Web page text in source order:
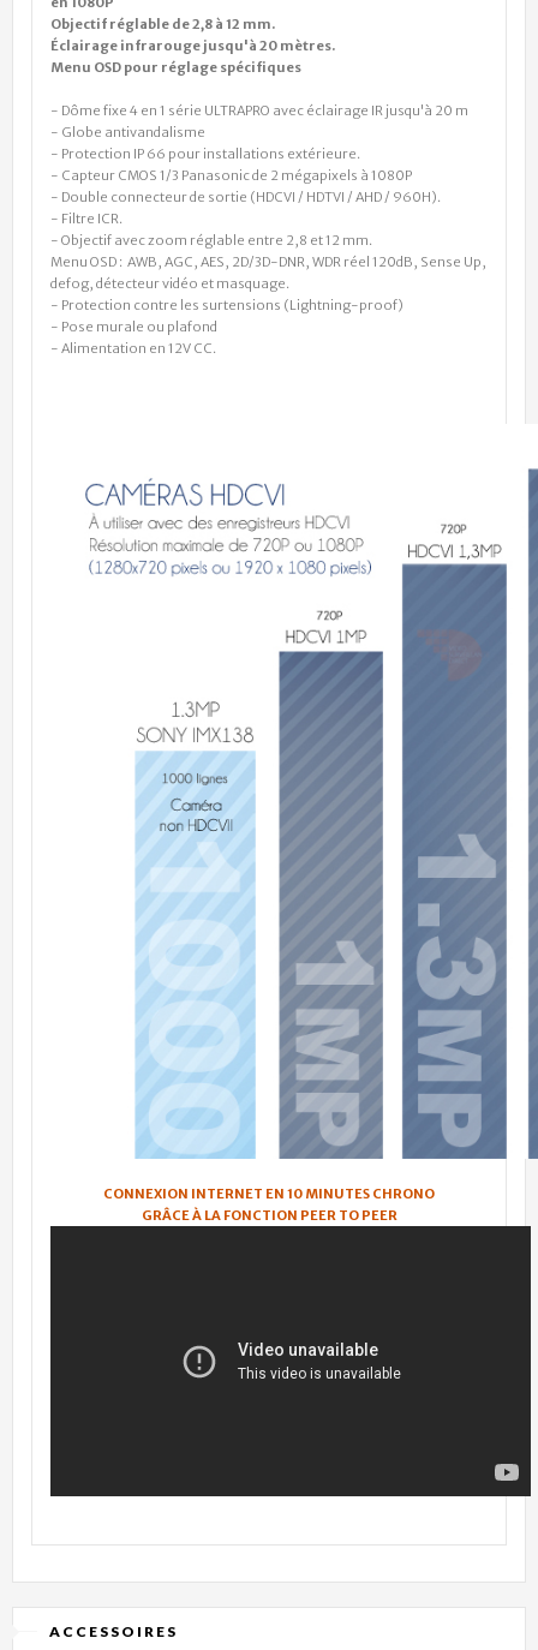
Objectif réglable de 2,8 à 12 mm.
Éclairage infrarouge jusqu'à 20 mètres.
Menu OSD pour réglage spécifiques
- Dôme fixe 4 en 1 série ULTRAPRO avec éclairage IR jusqu'à 20 m
- Globe antivandalisme
- Protection IP 66 pour installations extérieure.
- Capteur CMOS 1/3 Panasonic de 2 mégapixels à 1080P
- Double connecteur de sortie (HDCVI / HDTVI / AHD / 960H).
- Filtre ICR.
- Objectif avec zoom réglable entre 2,8 et 12 mm.
Menu OSD : AWB, AGC, AES, 2D/3D-DNR, WDR réel 120dB, Sense Up,
defog, détecteur vidéo et masquage.
- Protection contre les surtensions (Lightning-proof)
- Pose murale ou plafond
- Alimentation en 12V CC.
CONNEXION INTERNET EN 10 MINUTES CHRONO
GRÂCE À LA FONCTION PEER TO PEER
ACCESSOIRES